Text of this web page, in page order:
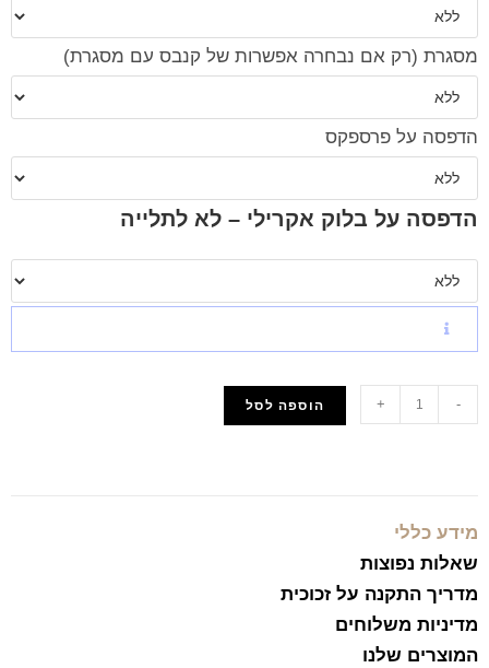
מסגרת (רק אם נבחרה אפשרות של קנבס עם מסגרת)
הדפסה על פרספקס
הדפסה על בלוק אקרילי – לא לתלייה
-
+ הוספה לסל
מידע כללי
שאלות נפוצות
מדריך התקנה על זכוכית
מדיניות משלוחים
המוצרים שלנו